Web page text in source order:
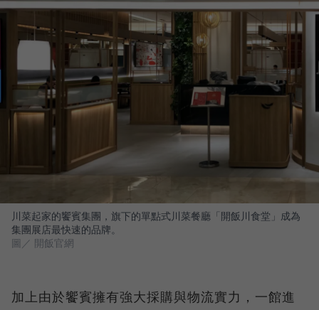
川菜起家的饗賓集團，旗下的單點式川菜餐廳「開飯川食堂」成為
集團展店最快速的品牌。
圖／ 開飯官網
加上由於饗賓擁有強大採購與物流實力，一館進